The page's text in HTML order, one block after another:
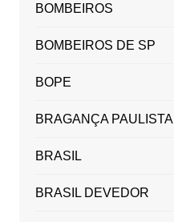
BOMBEIROS
BOMBEIROS DE SP
BOPE
BRAGANÇA PAULISTA
BRASIL
BRASIL DEVEDOR